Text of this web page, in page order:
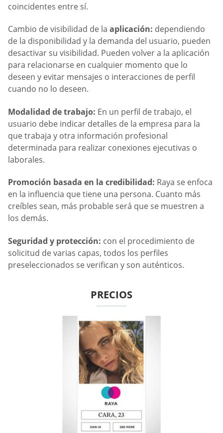
coincidentes entre sí.
Cambio de visibilidad de la aplicación: dependiendo
de la disponibilidad y la demanda del usuario, pueden
desactivar su visibilidad. Pueden volver a la aplicación
para relacionarse en cualquier momento que lo
deseen y evitar mensajes o interacciones de perfil
cuando no lo deseen.
Modalidad de trabajo: En un perfil de trabajo, el
usuario debe indicar detalles de la empresa para la
que trabaja y otra información profesional
determinada para realizar conexiones ejecutivas o
laborales.
Promoción basada en la credibilidad: Raya se enfoca
en la influencia que tiene una persona. Cuanto más
creíbles sean, más probable será que se muestren a
los demás.
Seguridad y protección: con el procedimiento de
solicitud de varias capas, todos los perfiles
preseleccionados se verifican y son auténticos.
PRECIOS